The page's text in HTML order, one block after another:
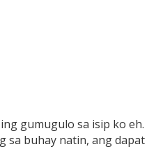
gumugulo sa isip ko eh.
sa buhay natin, ang dapat